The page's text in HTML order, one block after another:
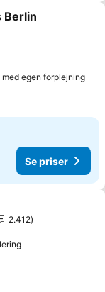
Berlin
egen forplejning
Se priser
2.412